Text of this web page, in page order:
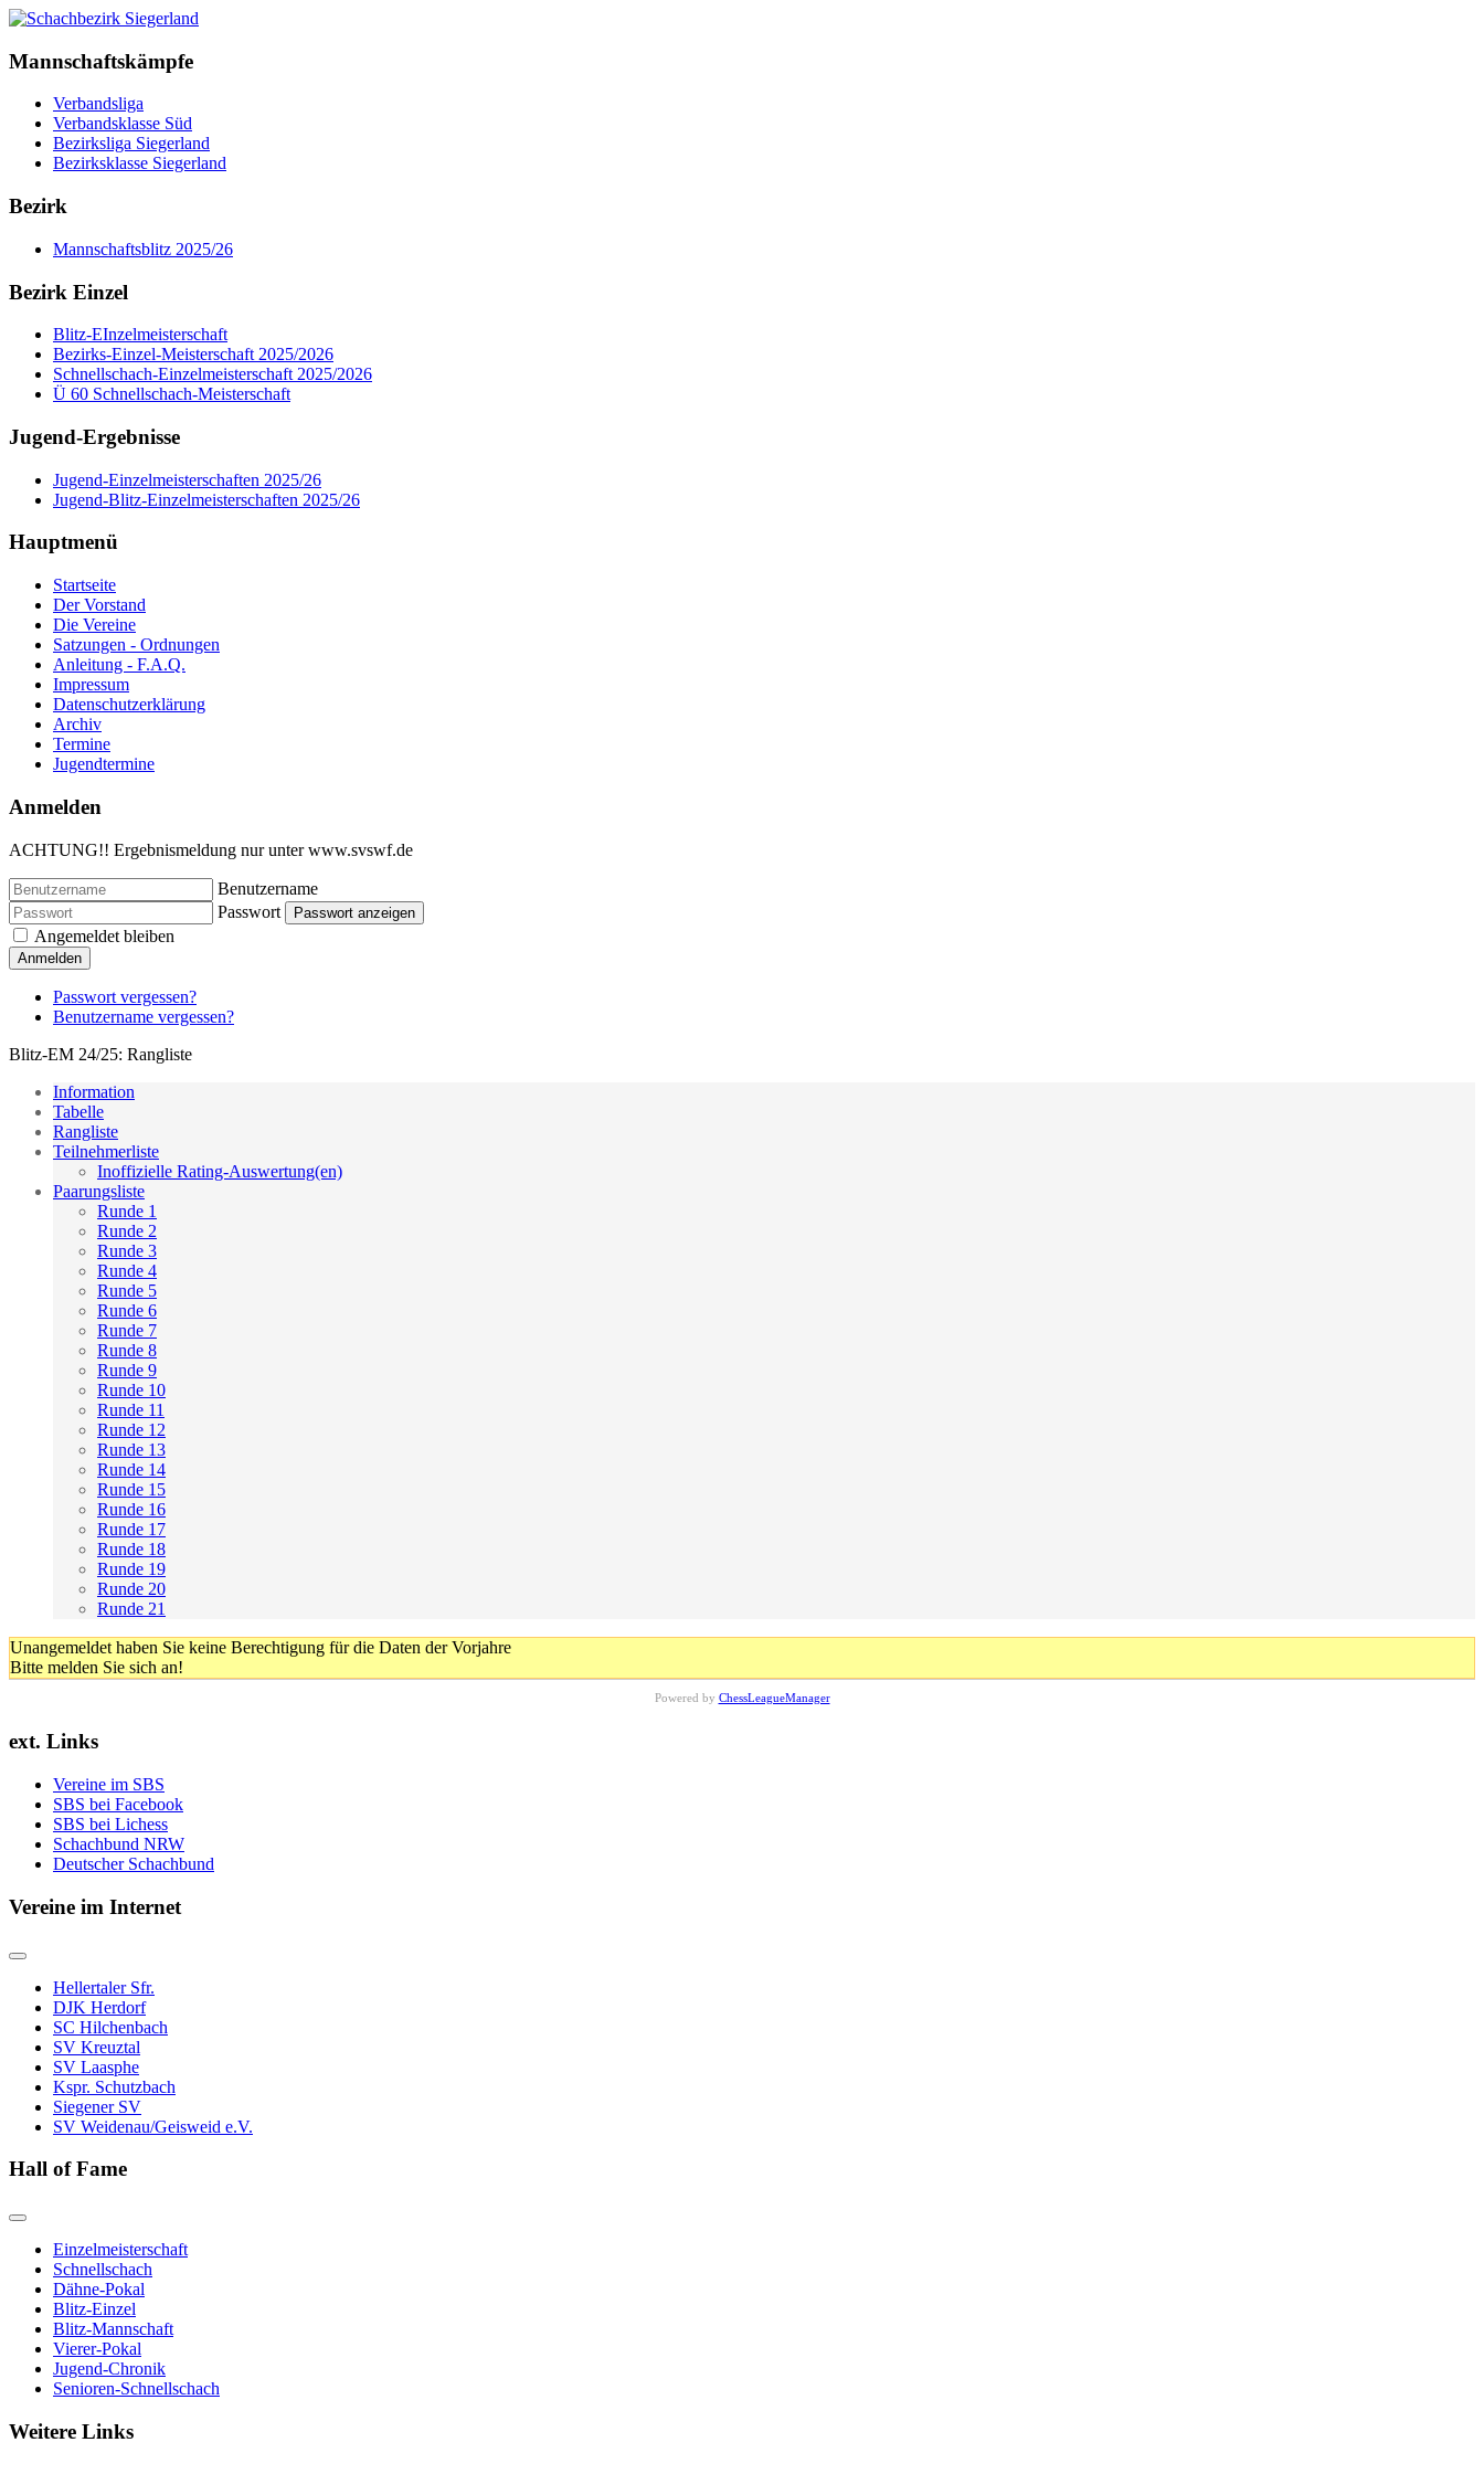
Mannschaftskämpfe
Verbandsliga
Verbandsklasse Süd
Bezirksliga Siegerland
Bezirksklasse Siegerland
Bezirk
Mannschaftsblitz 2025/26
Bezirk Einzel
Blitz-EInzelmeisterschaft
Bezirks-Einzel-Meisterschaft 2025/2026
Schnellschach-Einzelmeisterschaft 2025/2026
Ü 60 Schnellschach-Meisterschaft
Jugend-Ergebnisse
Jugend-Einzelmeisterschaften 2025/26
Jugend-Blitz-Einzelmeisterschaften 2025/26
Hauptmenü
Startseite
Der Vorstand
Die Vereine
Satzungen - Ordnungen
Anleitung - F.A.Q.
Impressum
Datenschutzerklärung
Archiv
Termine
Jugendtermine
Anmelden
ACHTUNG!! Ergebnismeldung nur unter www.svswf.de
Benutzername
Passwort
Passwort anzeigen
Angemeldet bleiben
Anmelden
Passwort vergessen?
Benutzername vergessen?
Blitz-EM 24/25: Rangliste
Information
Tabelle
Rangliste
Teilnehmerliste
Inoffizielle Rating-Auswertung(en)
Paarungsliste
Runde 1
Runde 2
Runde 3
Runde 4
Runde 5
Runde 6
Runde 7
Runde 8
Runde 9
Runde 10
Runde 11
Runde 12
Runde 13
Runde 14
Runde 15
Runde 16
Runde 17
Runde 18
Runde 19
Runde 20
Runde 21
Unangemeldet haben Sie keine Berechtigung für die Daten der Vorjahre
Bitte melden Sie sich an!
Powered by ChessLeagueManager
ext. Links
Vereine im SBS
SBS bei Facebook
SBS bei Lichess
Schachbund NRW
Deutscher Schachbund
Vereine im Internet
Hellertaler Sfr.
DJK Herdorf
SC Hilchenbach
SV Kreuztal
SV Laasphe
Kspr. Schutzbach
Siegener SV
SV Weidenau/Geisweid e.V.
Hall of Fame
Einzelmeisterschaft
Schnellschach
Dähne-Pokal
Blitz-Einzel
Blitz-Mannschaft
Vierer-Pokal
Jugend-Chronik
Senioren-Schnellschach
Weitere Links